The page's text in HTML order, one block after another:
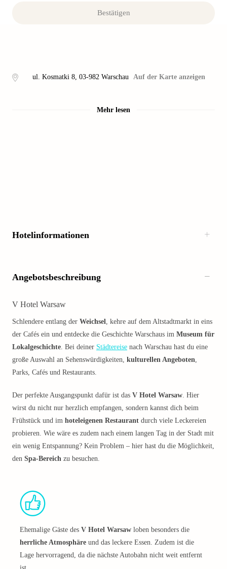
Bestätigen
ul. Kosmatki 8, 03-982 Warschau Auf der Karte anzeigen
Mehr lesen
Hotelinformationen
Angebotsbeschreibung
V Hotel Warsaw
Schlendere entlang der Weichsel, kehre auf dem Altstadtmarkt in eins
der Cafés ein und entdecke die Geschichte Warschaus im Museum für
Lokalgeschichte. Bei deiner Städtereise nach Warschau hast du eine
große Auswahl an Sehenswürdigkeiten, kulturellen Angeboten,
Parks, Cafés und Restaurants.
Der perfekte Ausgangspunkt dafür ist das V Hotel Warsaw. Hier
wirst du nicht nur herzlich empfangen, sondern kannst dich beim
Frühstück und im hoteleigenen Restaurant durch viele Leckereien
probieren. Wie wäre es zudem nach einem langen Tag in der Stadt mit
ein wenig Entspannung? Kein Problem – hier hast du die Möglichkeit,
den Spa-Bereich zu besuchen.
Ehemalige Gäste des V Hotel Warsaw loben besonders die
herrliche Atmosphäre und das leckere Essen. Zudem ist die
Lage hervorragend, da die nächste Autobahn nicht weit entfernt